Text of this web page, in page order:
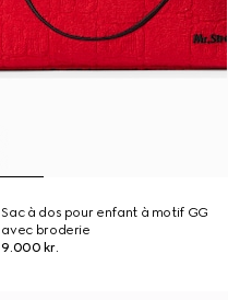
Sac à dos pour enfant à motif GG
avec broderie
9.000 kr.